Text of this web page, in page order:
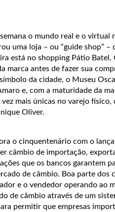
o mundo real e o virtual
uma loja – ou “guide shop” –
está no shopping Pátio
marca antes de fazer sua
da cidade, o Museu
e, com a maturidade da
mais únicas no varejo físico,
Oliver.
o cinquentenário com o
câmbio de importação,
que os bancos garantem
de câmbio. Boa parte dos
e o vendedor operando ao
de câmbio através de um
permitir que empresas